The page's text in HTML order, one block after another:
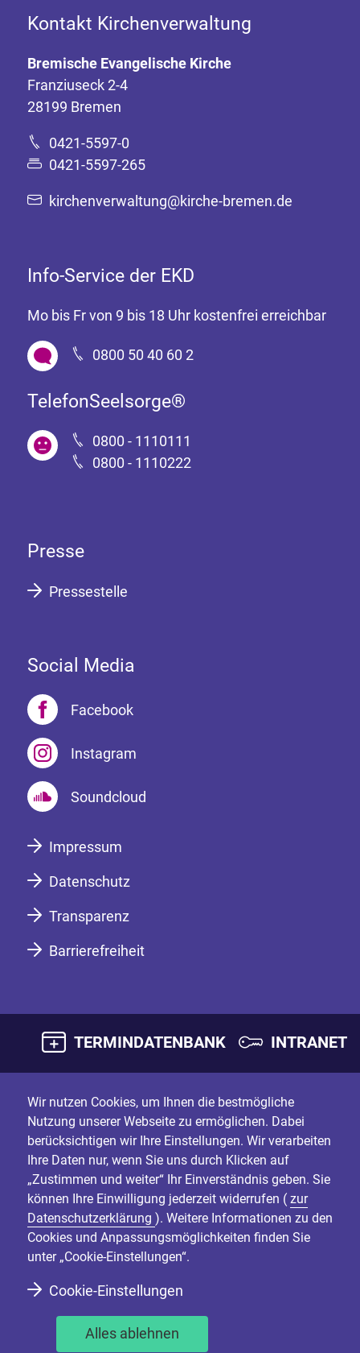
Kontakt Kirchenverwaltung
Bremische Evangelische Kirche
Franziuseck 2-4
28199 Bremen
0421-5597-0
0421-5597-265
kirchenverwaltung@kirche-bremen.de
Info-Service der EKD
Mo bis Fr von 9 bis 18 Uhr kostenfrei erreichbar
0800 50 40 60 2
TelefonSeelsorge®
0800 - 1110111
0800 - 1110222
Presse
Pressestelle
Social Media
Facebook
Instagram
Soundcloud
Impressum
Datenschutz
Transparenz
Barrierefreiheit
TERMINDATENBANK INTRANET
Wir nutzen Cookies, um Ihnen die bestmögliche
Nutzung unserer Webseite zu ermöglichen. Dabei
berücksichtigen wir Ihre Einstellungen. Wir verarbeiten
Ihre Daten nur, wenn Sie uns durch Klicken auf
„Zustimmen und weiter“ Ihr Einverständnis geben. Sie
können Ihre Einwilligung jederzeit widerrufen ( zur
Datenschutzerklärung ). Weitere Informationen zu den
Cookies und Anpassungsmöglichkeiten finden Sie
unter „Cookie-Einstellungen“.
Cookie-Einstellungen
Alles ablehnen